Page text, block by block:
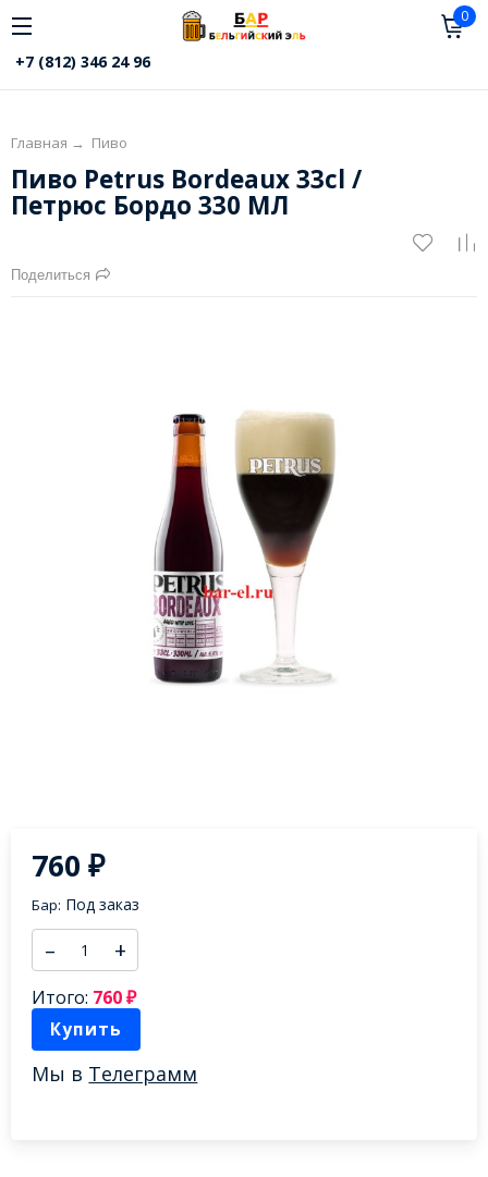
0
+7 (812) 346 24 96
Главная → Пиво
Пиво Petrus Bordeaux 33cl /
Петрюс Бордо 330 МЛ
Поделиться
760₽
Бар: Под заказ
– +
Итого: 760₽
Купить
Мы в Телеграмм